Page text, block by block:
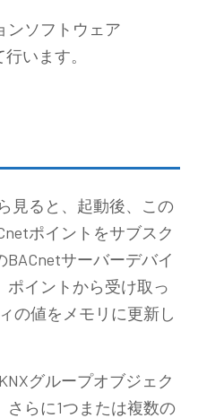
ンソフトウェア
います。
見ると、起動後、この
ポイントをサブスク
サーバーデバイ
ポイントから受け取っ
の値をメモリに更新し
グループオブジェク
さらに1つまたは複数の